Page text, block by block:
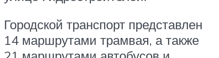
Городской транспорт представлен
14 маршрутами трамвая, а также